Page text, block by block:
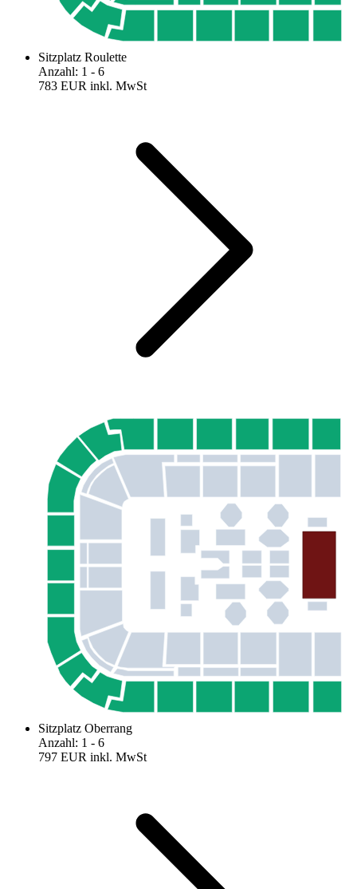
Sitzplatz Roulette
Anzahl: 1 - 6
783 EUR inkl. MwSt
Sitzplatz Oberrang
Anzahl: 1 - 6
797 EUR inkl. MwSt